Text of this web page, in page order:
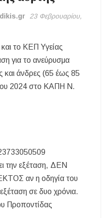
Ευζώνων
αναμονή
από τα
23 Φεβρουαρίου,
το ΚΕΠ Υγείας
για το ανεύρυσμα
και άνδρες (65 έως 85
2024 στο ΚΑΠΗ Ν.
την εξέταση, ΔΕΝ
αν η οδηγία του
σε δυο χρόνια.
Προποντίδας